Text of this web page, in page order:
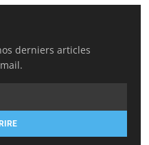
derniers articles